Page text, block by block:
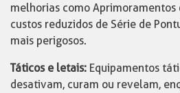
melhorias como Aprimoramentos
custos reduzidos de Série de
mais perigosos.
Táticos e letais: Equipamentos
desativam, curam ou revelam,